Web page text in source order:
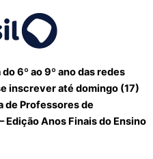
6º ao 9º ano das redes
inscrever até domingo (17)
de Professores de
Edição Anos Finais do Ensino